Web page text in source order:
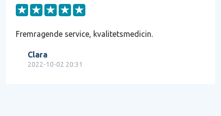
Fremragende service, kvalitetsmedicin.
Clara
2022-10-02 20:31